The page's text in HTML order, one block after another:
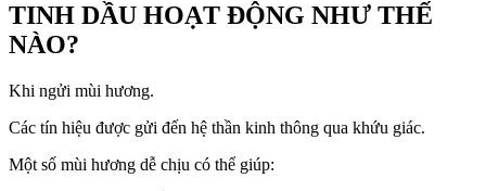
TINH DẦU HOẠT ĐỘNG NHƯ THẾ
NÀO?
Khi ngửi mùi hương.
Các tín hiệu được gửi đến hệ thần kinh thông qua khứu giác.
Một số mùi hương dễ chịu có thể giúp: